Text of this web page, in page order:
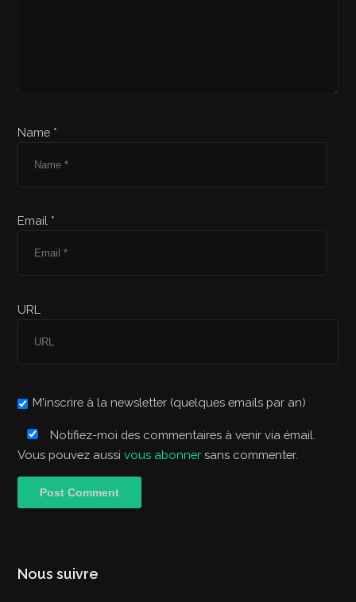
Name *
Email *
URL
M'inscrire à la newsletter (quelques emails par an)
Notifiez-moi des commentaires à venir via émail.
Vous pouvez aussivous abonner sans commenter.
Nous suivre